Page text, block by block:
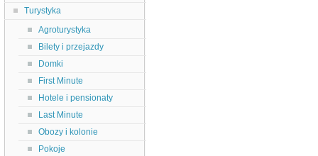
Turystyka
Agroturystyka
Bilety i przejazdy
Domki
First Minute
Hotele i pensionaty
Last Minute
Obozy i kolonie
Pokoje